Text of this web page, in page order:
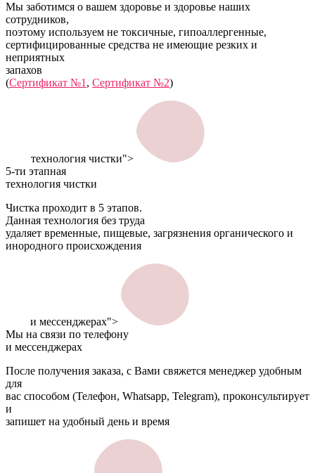
Мы заботимся о вашем здоровье и здоровье наших
сотрудников,
поэтому используем не токсичные, гипоаллергенные,
сертифицированные средства не имеющие резких и
неприятных
запахов
(Сертификат №1, Сертификат №2)
технология чистки">
5-ти этапная
технология чистки
Чистка проходит в 5 этапов.
Данная технология без труда
удаляет временные, пищевые, загрязнения органического и
инородного происхождения
и мессенджерах">
Мы на связи по телефону
и мессенджерах
После получения заказа, с Вами свяжется менеджер удобным
для
вас способом (Телефон, Whatsapp, Telegram), проконсультирует
и
запишет на удобный день и время